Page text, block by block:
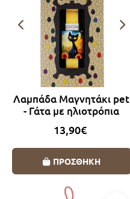
Λαμπάδα Μαγνητάκι pet
- Γάτα με ηλιοτρόπια
13,90€
ΠΡΟΣΘΗΚΗ